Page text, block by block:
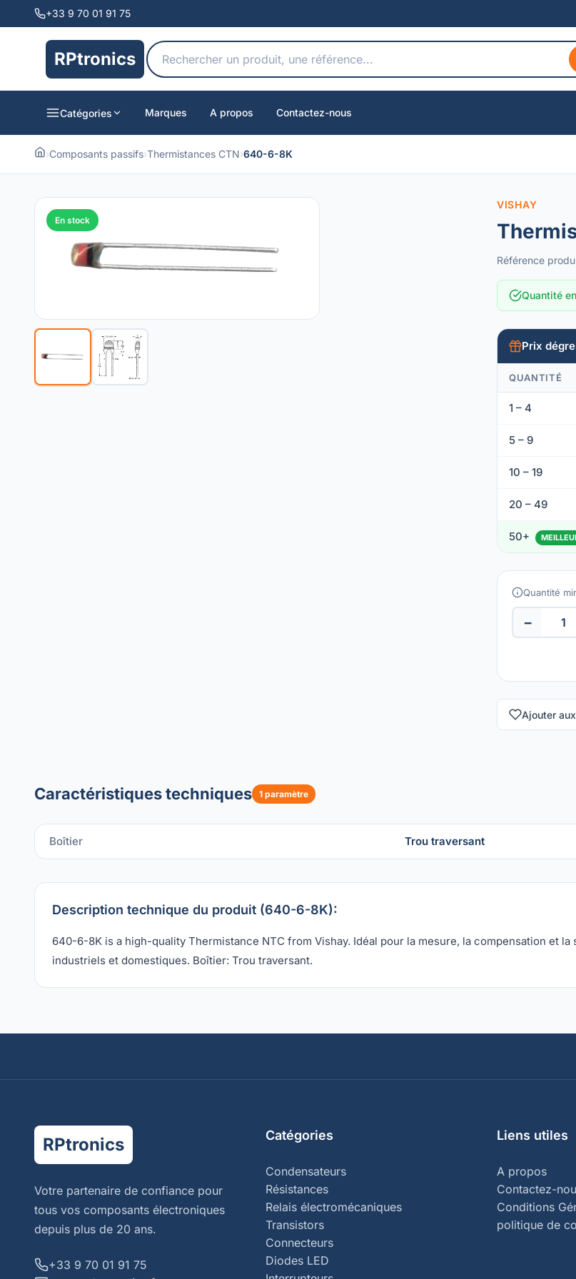
+33 9 70 01 91 75
RPtronics
Catégories Marques A propos Contactez-nous
›Composants passifs›Thermistances CTN›640-6-8K
En stock
VISHAY
Référence
Quantité
Prix
QUANTITÉ
1 – 4
5 – 9
10 – 19
20 – 49
50+
Quantité
−
Ajouter
Caractéristiques techniques 1 paramètre
Boîtier Trou traversant
Description technique du produit (640-6-8K):
640-6-8K is a high-quality Thermistance NTC from Vishay. Idéal pour la mesure, la compensation et
industriels et domestiques. Boîtier: Trou traversant.
RPtronics
Votre partenaire de confiance pour
tous vos composants électroniques
depuis plus de 20 ans.
+33 9 70 01 91 75
Catégories
Condensateurs
Résistances
Relais électromécaniques
Transistors
Connecteurs
Diodes LED
Liens utiles
A propos
Contactez-
Conditions
politique de